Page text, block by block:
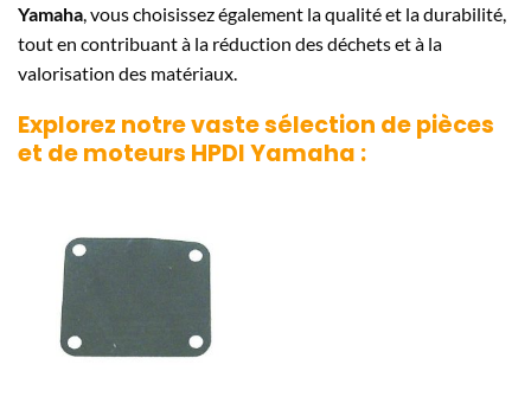
Yamaha , vous choisissez également la qualité et la durabilité,
tout en contribuant à la réduction des déchets et à la
valorisation des matériaux.
Explorez notre vaste sélection de pièces
et de moteurs HPDI Yamaha :